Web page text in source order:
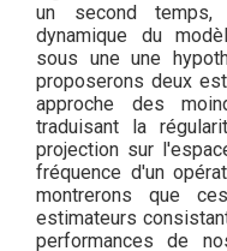
un second temps,
dynamique du
sous une une
proposerons deux
approche des
traduisant la
projection sur
fréquence d'un
montrerons que
estimateurs
performances de